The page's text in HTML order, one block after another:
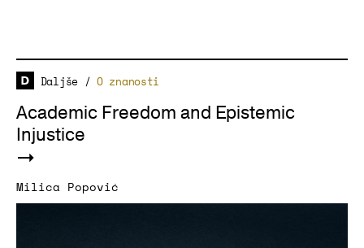
Daljše /O znanosti
Academic Freedom and Epistemic
Injustice
Milica Popović